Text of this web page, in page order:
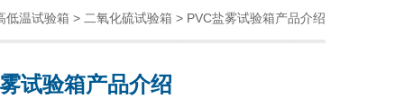
低温试验箱 > 二氧化硫试验箱 > PVC盐雾试验箱产品介绍
试验箱产品介绍